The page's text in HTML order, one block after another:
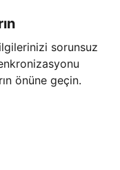
sorunsuz
önüne geçin.